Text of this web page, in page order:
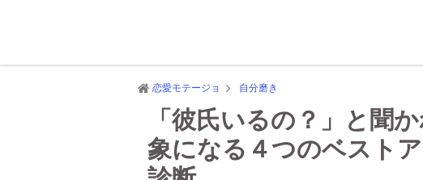
恋愛モテージョ 自分磨き
「彼氏いるの？」と聞
象になる４つのベスト